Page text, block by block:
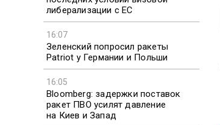
либерализации с ЕС
16:07
Зеленский попросил ракеты
Patriot у Германии и Польши
16:05
Bloomberg: задержки поставок
ракет ПВО усилят давление
на Киев и Запад